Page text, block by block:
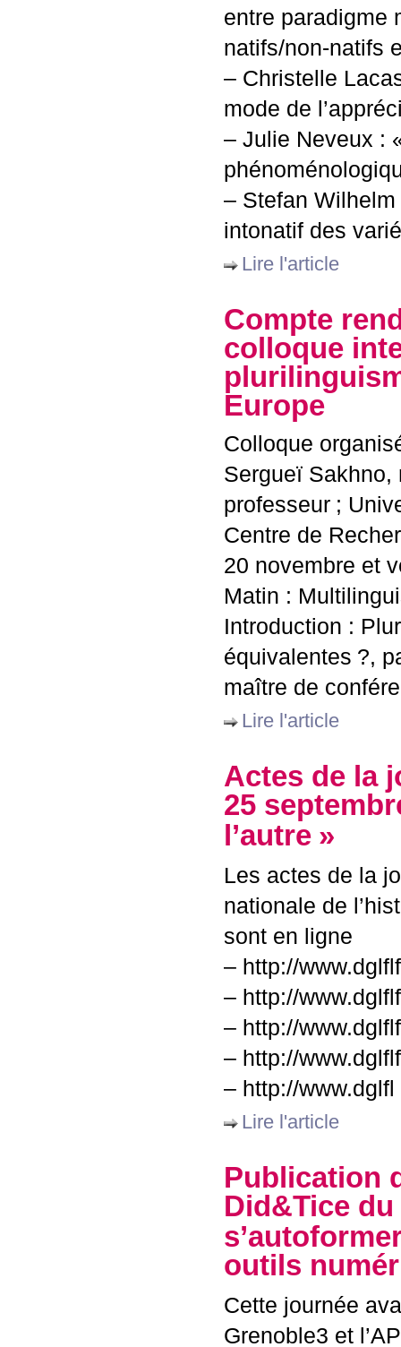
entre paradigme
natifs/non-natifs
– Christelle
mode de
– Julie Neveux :
– Stefan Wilhelm
intonatif des
Lire l'article
Compte
colloque
Europe
Colloque
Sergueï Sakhno,
professeur ;
Centre de
20 novembre et
Matin :
Introduction :
équivalentes ?,
maître de
Lire l'article
Actes de la
25
l’autre »
Les actes de la
nationale de
sont en ligne
– http://
– http://
– http://
– http://
– http://www.dglfl
Lire l'article
Publication
Did&Tice du
outils
Cette journée
Grenoble3 et l’